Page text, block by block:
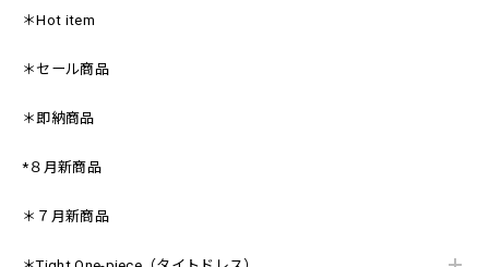
＊Hot item
＊セール商品
＊即納商品
*８月新商品
＊７月新商品